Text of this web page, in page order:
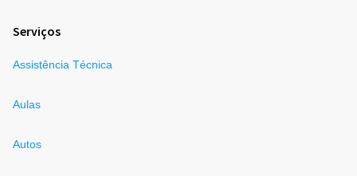
Serviços
Assistência Técnica
Aulas
Autos